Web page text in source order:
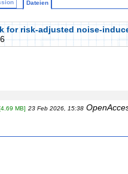
Dateien
for risk-adjusted noise-
MB] 23 Feb 2026, 15:38